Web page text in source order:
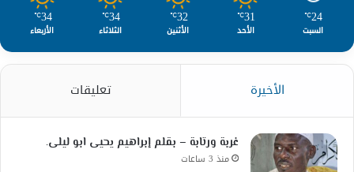
24
℃
السبت
31
℃
الأحد
32
℃
الأثنين
34
℃
الثلاثاء
34
℃
الأربعاء
الأخيرة تعليقات
غربة ورتابة – بقلم إبراهيم يحيى ابو ليلى.
منذ 3 ساعات